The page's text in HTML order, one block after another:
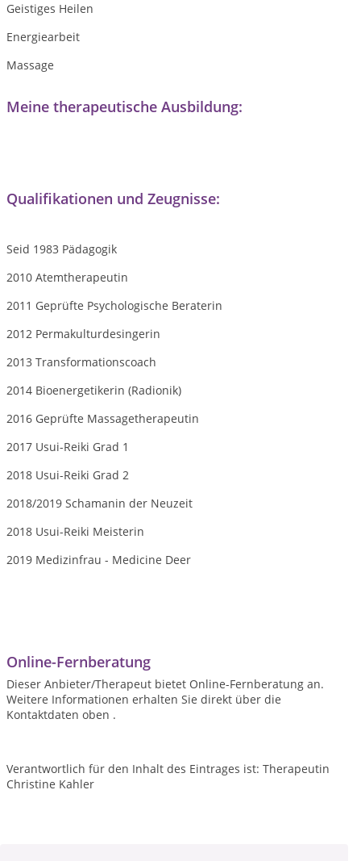
Geistiges Heilen
Energiearbeit
Massage
Meine therapeutische Ausbildung:
Qualifikationen und Zeugnisse:
Seid 1983 Pädagogik
2010 Atemtherapeutin
2011 Geprüfte Psychologische Beraterin
2012 Permakulturdesingerin
2013 Transformationscoach
2014 Bioenergetikerin (Radionik)
2016 Geprüfte Massagetherapeutin
2017 Usui-Reiki Grad 1
2018 Usui-Reiki Grad 2
2018/2019 Schamanin der Neuzeit
2018 Usui-Reiki Meisterin
2019 Medizinfrau - Medicine Deer
Online-Fernberatung
Dieser Anbieter/Therapeut bietet Online-Fernberatung an.
Weitere Informationen erhalten Sie direkt über die
Kontaktdaten oben .
Verantwortlich für den Inhalt des Eintrages ist: Therapeutin
Christine Kahler